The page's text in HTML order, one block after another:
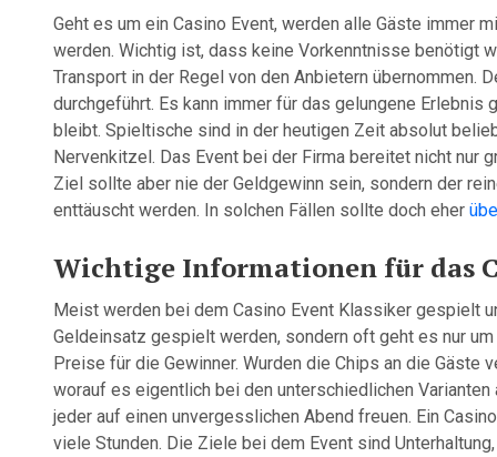
Geht es um ein Casino Event, werden alle Gäste immer
werden. Wichtig ist, dass keine Vorkenntnisse benötigt
Transport in der Regel von den Anbietern übernommen.
durchgeführt. Es kann immer für das gelungene
bleibt. Spieltische sind in der heutigen Zeit absolut
Nervenkitzel. Das Event bei der Firma bereitet nicht nur
Ziel sollte aber nie der Geldgewinn sein, sondern der
enttäuscht werden. In solchen Fällen sollte doch eher
Wichtige Informationen für das
Meist werden bei dem Casino Event Klassiker gespielt
Geldeinsatz gespielt werden, sondern oft geht es nur
Preise für die Gewinner. Wurden die Chips an die
worauf es eigentlich bei den unterschiedlichen
jeder auf einen unvergesslichen Abend freuen. Ein
viele Stunden. Die Ziele bei dem Event sind